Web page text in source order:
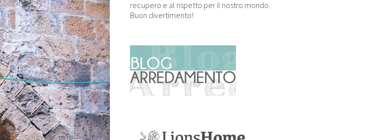
recupero e al rispetto per il nostro mondo.
Buon divertimento!